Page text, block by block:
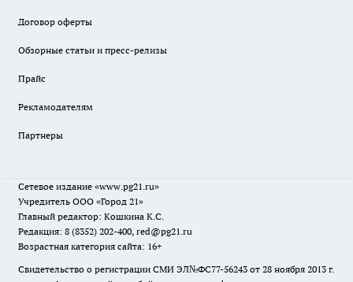
Договор оферты
Обзорные статьи и пресс-релизы
Прайс
Рекламодателям
Партнеры
Сетевое издание «www.pg21.ru»
Учредитель ООО «Город 21»
Главный редактор: Кошкина К.С.
Редакция: 8 (8352) 202-400, red@pg21.ru
Возрастная категория сайта: 16+
Свидетельство о регистрации СМИ ЭЛ№ФС77-56243 от 28 ноября 2013 г.